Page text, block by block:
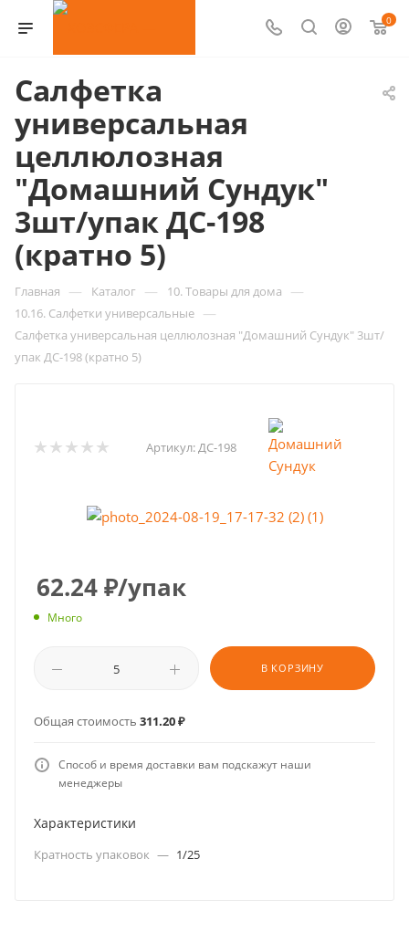
0
Салфетка
универсальная
целлюлозная
"Домашний Сундук"
3шт/упак ДС-198
(кратно 5)
Главная — Каталог — 10. Товары для дома —
10.16. Салфетки универсальные —
Салфетка универсальная целлюлозная "Домашний Сундук" 3шт/
упак ДС-198 (кратно 5)
Артикул:ДС-198
62.24₽/упак
Много
В КОРЗИНУ
Общая стоимость 311.20 ₽
Способ и время доставки вам подскажут наши
менеджеры
Характеристики
Кратность упаковок — 1/25